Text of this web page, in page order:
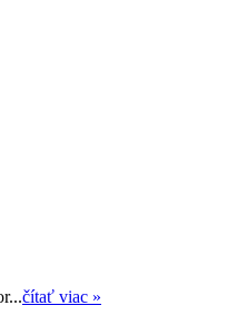
čítať viac »